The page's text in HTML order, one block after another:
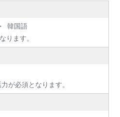
韓国語
ります。
が必須となります。